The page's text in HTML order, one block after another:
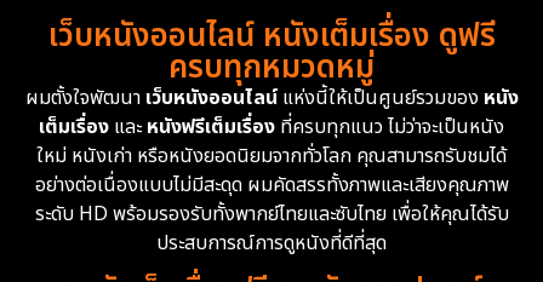
Detective สืบสวน
Disney+ 4
Documentary สารคดี 95
Drama ดราม่า
1983
1982
1981
1974
1962
เว็บหนังออนไลน์ หนังเต็มเรื่อง ดูฟรี
ครบทุกหมวดหมู่
ผมตั้งใจพัฒนา เว็บหนังออนไลน์แห่งนี้ให้เป็นศูนย์รวมของ หนัง
เต็มเรื่อง และหนังฟรีเต็มเรื่อง ที่ครบทุกแนว ไม่ว่าจะเป็นหนัง
ใหม่ หนังเก่า หรือหนังยอดนิยมจากทั่วโลก คุณสามารถรับชมได้
อย่างต่อเนื่องแบบไม่มีสะดุด ผมคัดสรรทั้งภาพและเสียงคุณภาพ
ระดับ HD พร้อมรองรับทั้งพากย์ไทยและซับไทย เพื่อให้คุณได้รับ
ประสบการณ์การดูหนังที่ดีที่สุด